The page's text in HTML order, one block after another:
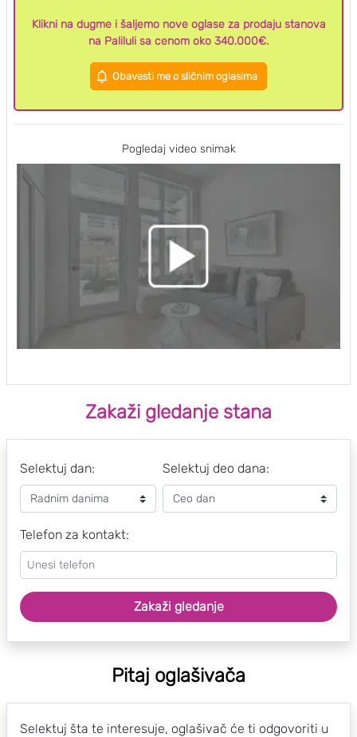
Klikni na dugme i šaljemo nove oglase za prodaju stanova
na Paliluli sa cenom oko 340.000€.
Obavesti me o sličnim oglasima
Pogledaj video snimak
Zakaži gledanje stana
Selektuj dan: Selektuj deo dana:
Telefon za kontakt:
Zakaži gledanje
Pitaj oglašivača
Selektuj šta te interesuje, oglašivač će ti odgovoriti u